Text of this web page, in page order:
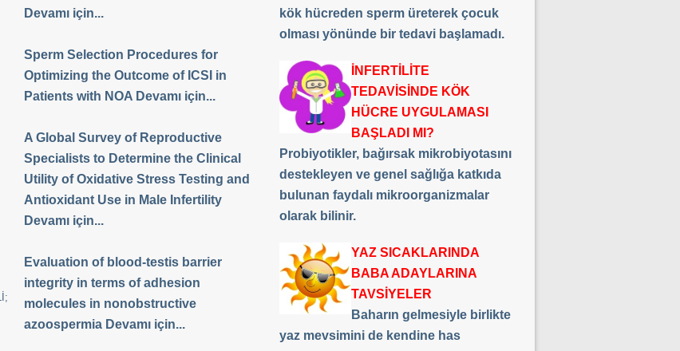
Devamı için...
Sperm Selection Procedures for
Optimizing the Outcome of ICSI in
Patients with NOA Devamı için...
A Global Survey of Reproductive
Specialists to Determine the Clinical
Utility of Oxidative Stress Testing and
Antioxidant Use in Male Infertility
Devamı için...
Evaluation of blood-testis barrier
integrity in terms of adhesion
molecules in nonobstructive
azoospermia Devamı için...
kök hücreden sperm üreterek çocuk
olması yönünde bir tedavi başlamadı.
İNFERTİLİTE
TEDAVİSİNDE KÖK
HÜCRE UYGULAMASI
BAŞLADI MI?
Probiyotikler, bağırsak mikrobiyotasını
destekleyen ve genel sağlığa katkıda
bulunan faydalı mikroorganizmalar
olarak bilinir.
YAZ SICAKLARINDA
BABA ADAYLARINA
TAVSİYELER
Baharın gelmesiyle birlikte
yaz mevsimini de kendine has